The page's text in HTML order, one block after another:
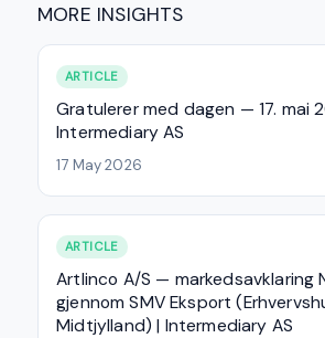
MORE INSIGHTS
ARTICLE
Gratulerer med dagen — 17. mai
Intermediary AS
17 May 2026
ARTICLE
Artlinco A/S — markedsavklaring
gjennom SMV Eksport
Midtjylland) | Intermediary AS